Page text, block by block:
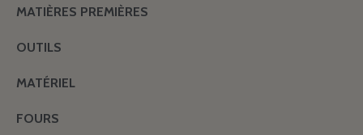
MATIÈRES PREMIÈRES
OUTILS
MATÉRIEL
FOURS